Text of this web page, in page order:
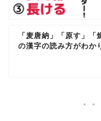
「麦唐納」「原す」
の漢字の読み方がわか